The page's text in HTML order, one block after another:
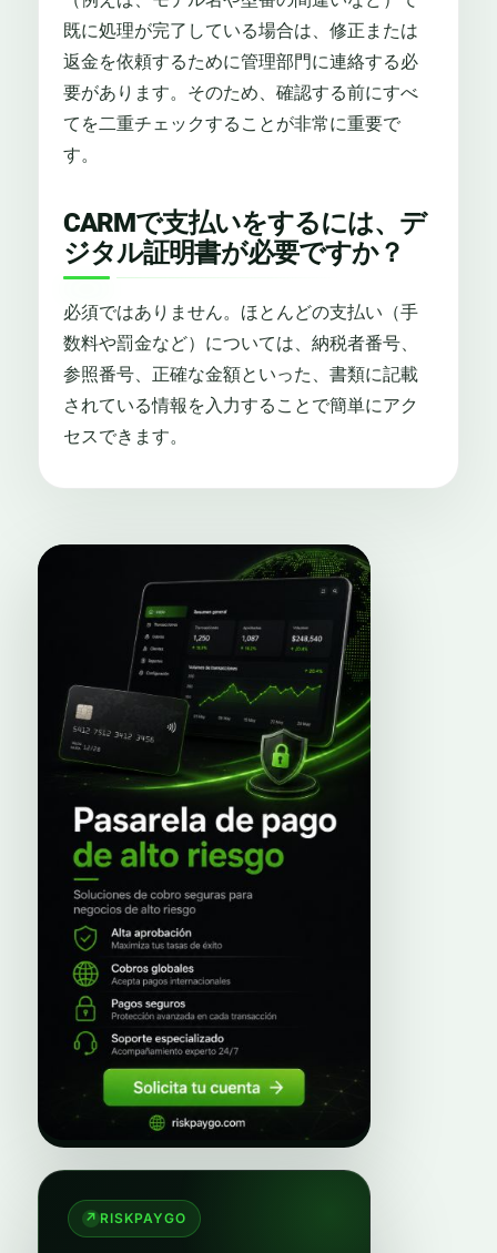
既に処理が完了している場合は、修正または
返金を依頼するために管理部門に連絡する必
要があります。そのため、確認する前にすべ
てを二重チェックすることが非常に重要で
す。
CARMで支払いをするには、デ
ジタル証明書が必要ですか？
必須ではありません。ほとんどの支払い（手
数料や罰金など）については、納税者番号、
参照番号、正確な金額といった、書類に記載
されている情報を入力することで簡単にアク
セスできます。
RISKPAYGO